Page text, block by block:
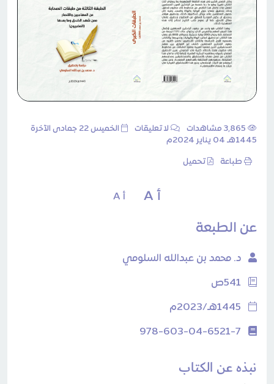
لا تعليقات
الخميس 22 جمادى الآخرة
1445هـ 04 يناير 2024م
طباعة تحميل
أ A أ A
عن الطبعة
د. محمد بن عبدالله السلومي
541ص
1445هـ/2023م
978-603-04-6521-7
نبذه عن الكتاب